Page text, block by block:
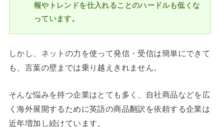
報やトレンドを仕入れることのハードルも低くな
っています。
しかし、ネットの力を使って発信・受信は簡単にできて
も、言葉の壁までは乗り越えきれません。
そんな悩みを持つ企業はとても多く、自社商品などを広
く海外展開するために英語の商品翻訳を依頼する企業は
近年増加し続けています。